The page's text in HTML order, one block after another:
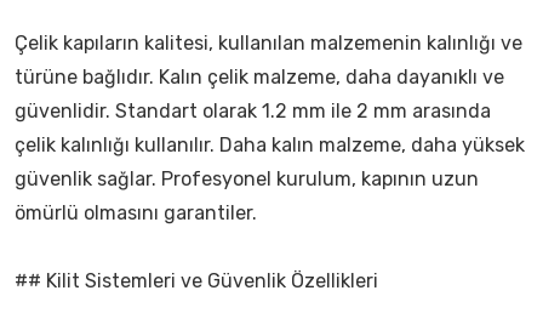
Çelik kapıların kalitesi, kullanılan malzemenin kalınlığı ve
türüne bağlıdır. Kalın çelik malzeme, daha dayanıklı ve
güvenlidir. Standart olarak 1.2 mm ile 2 mm arasında
çelik kalınlığı kullanılır. Daha kalın malzeme, daha yüksek
güvenlik sağlar. Profesyonel kurulum, kapının uzun
ömürlü olmasını garantiler.
## Kilit Sistemleri ve Güvenlik Özellikleri